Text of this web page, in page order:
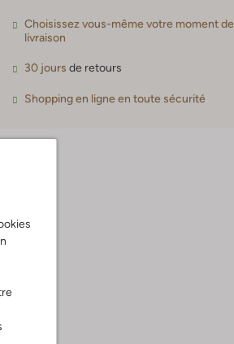
Choisissez vous-même votre moment de
livraison
30 jours de retours
Shopping en ligne en toute sécurité